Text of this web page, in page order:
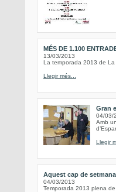
MÉS DE 1.100
13/03/2013
La temporada 2013 de
Llegir més...
Gran
04/03/
Amb
Llegir
Aquest cap de
04/03/2013
Temporada 2013 plena